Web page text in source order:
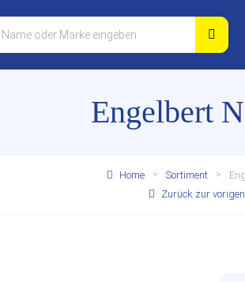
Engelbert
Home Sortiment
Zurück zur vorigen